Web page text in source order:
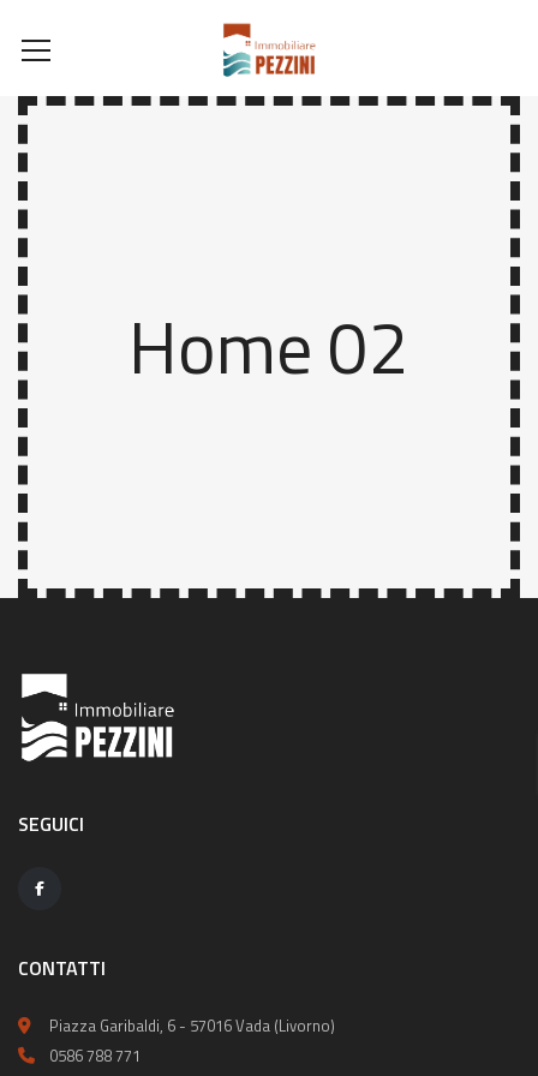
Home 02
SEGUICI
CONTATTI
Piazza Garibaldi, 6 - 57016 Vada (Livorno)
0586 788 771